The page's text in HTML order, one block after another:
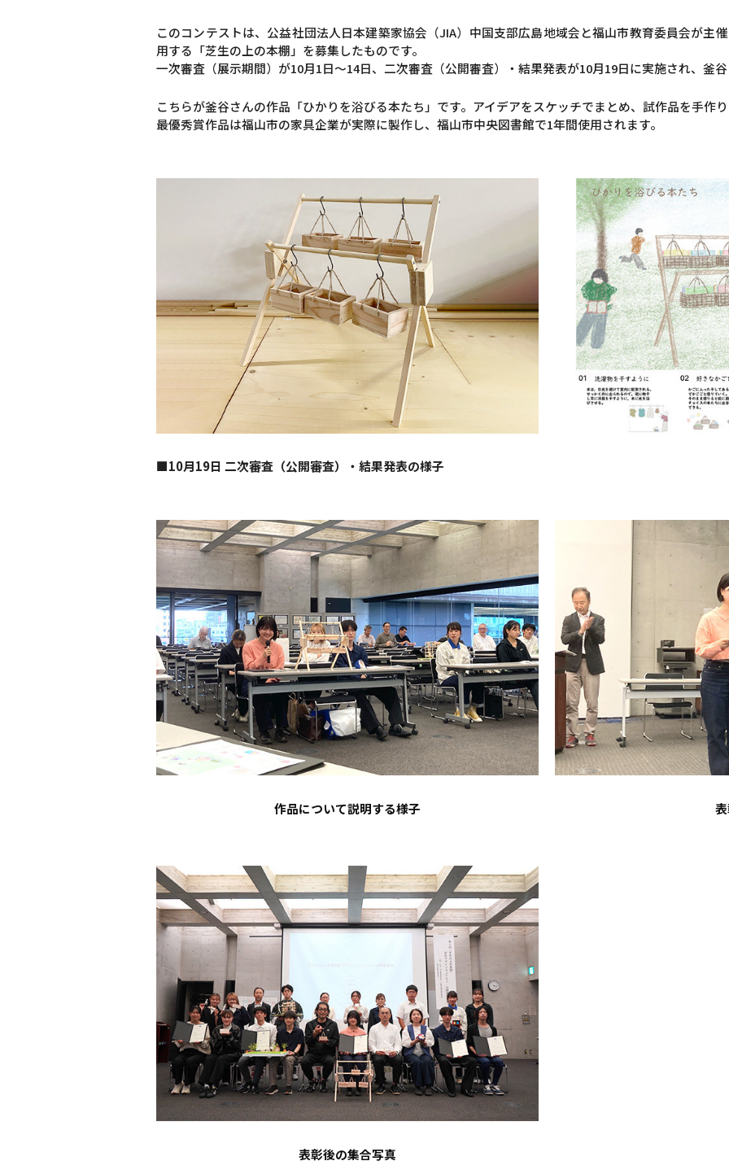
このコンテストは、公益社団法人日本建築家協会（JIA）中国支部広島地域会と福山市教育委員会が主
用する「芝生の上の本棚」を募集したものです。
一次審査（展示期間）が10月1日～14日、二次審査（公開審査）・結果発表が10月19日に実施され、釜
こちらが釜谷さんの作品「ひかりを浴びる本たち」です。アイデアをスケッチでまとめ、試作品を手作
最優秀賞作品は福山市の家具企業が実際に製作し、福山市中央図書館で1年間使用されます。
■10月19日 二次審査（公開審査）・結果発表の様子
作品について説明する様子
表彰後の集合写真